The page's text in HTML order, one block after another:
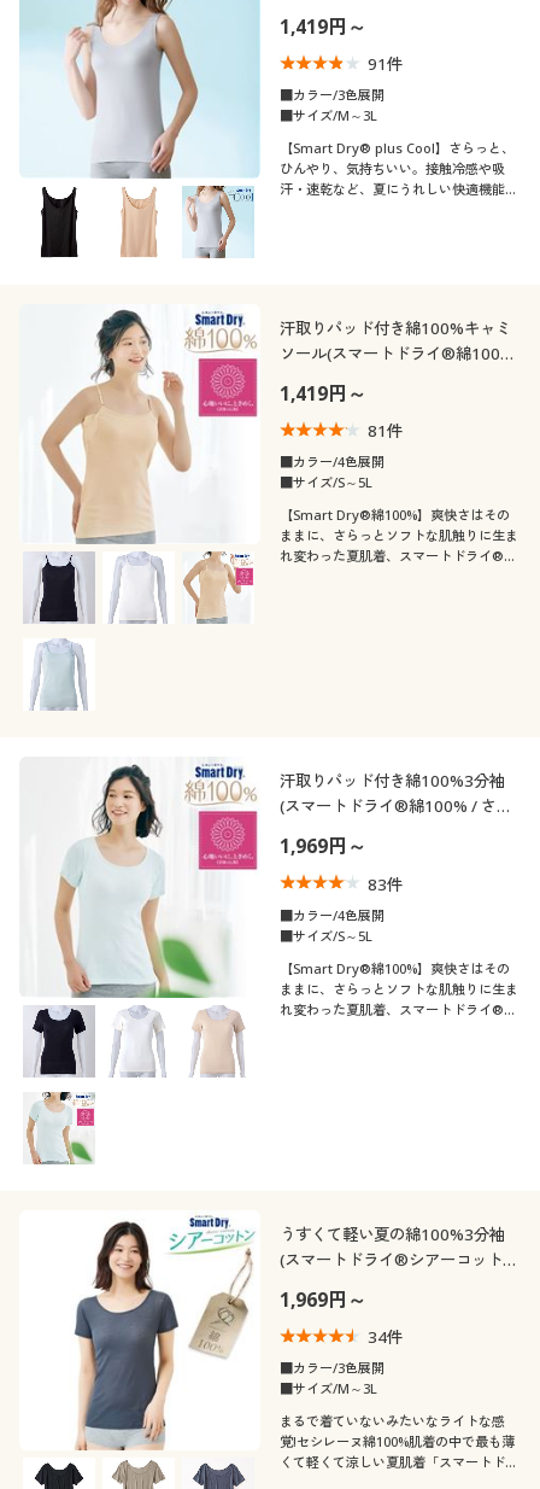
1,419円～
91件
■カラー/3色展開
■サイズ/M～3L
【Smart Dry® plus Cool】さらっと、
ひんやり、気持ちいい。接触冷感や吸
汗・速乾など、夏にうれしい快適機能満
汗取りパッド付き綿100%キャミ
ソール(スマートドライ®綿100%
1,419円～
81件
■カラー/4色展開
■サイズ/S～5L
【Smart Dry®綿100%】爽快さはその
ままに、さらっとソフトな肌触りに生ま
れ変わった夏肌着、スマートドライ®綿
汗取りパッド付き綿100%3分袖
(スマートドライ®綿100% / さら
1,969円～
83件
■カラー/4色展開
■サイズ/S～5L
【Smart Dry®綿100%】爽快さはその
ままに、さらっとソフトな肌触りに生ま
れ変わった夏肌着、スマートドライ®綿
うすくて軽い夏の綿100%3分袖
(スマートドライ®シアーコット
1,969円～
34件
■カラー/3色展開
■サイズ/M～3L
まるで着ていないみたいなライトな感
覚!セシレーヌ綿100%肌着の中で最も薄
くて軽くて涼しい夏肌着「スマートドラ